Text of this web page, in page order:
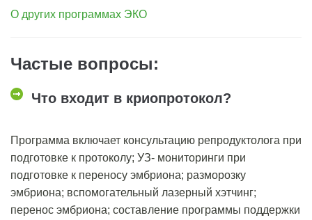
О других программах ЭКО
Частые вопросы:
Что входит в криопротокол?
Программа включает консультацию репродуктолога при
подготовке к протоколу; УЗ- мониторинги при
подготовке к переносу эмбриона; разморозку
эмбриона; вспомогательный лазерный хэтчинг;
перенос эмбриона; составление программы поддержки